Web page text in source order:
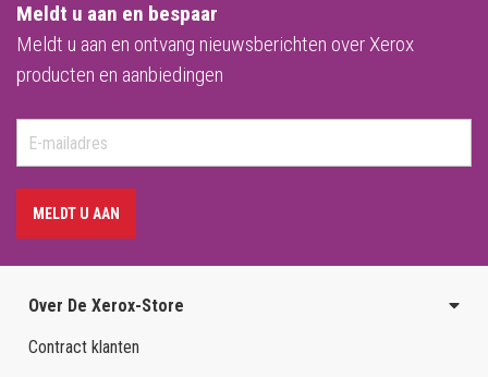
Meldt u aan en bespaar
Meldt u aan en ontvang nieuwsberichten over Xerox
producten en aanbiedingen
MELDT U AAN
Over De Xerox-Store
Contract klanten